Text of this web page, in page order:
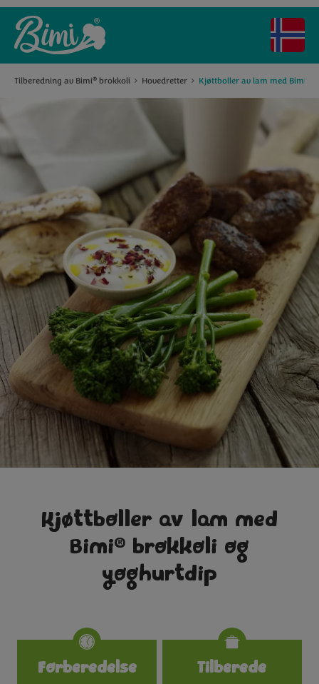
Tilberedning av Bimi® brokkoli Hovedretter Kjøttboller av lam med Bimi
Kjøttboller av lam med
Bimi® brokkoli og
yoghurtdip
Specifications
Forberedelse
Tilberede